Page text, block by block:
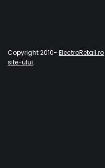
Copyright 2010- ElectroRetail.ro
site-ului.